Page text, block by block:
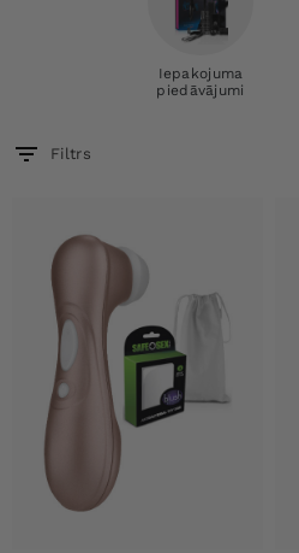
Iepakojuma
piedāvājumi
Filtrs